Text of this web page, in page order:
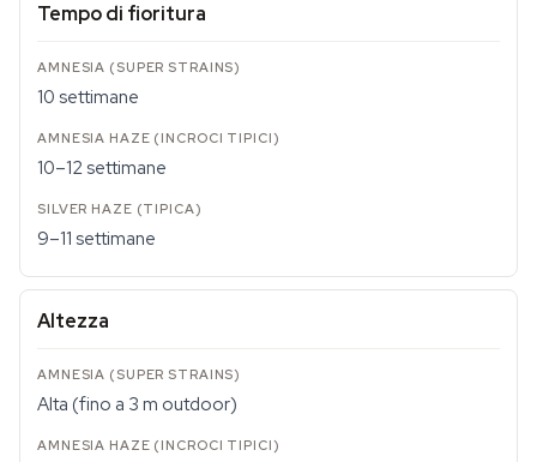
Tempo di fioritura
10 settimane
10–12 settimane
9–11 settimane
Altezza
Alta (fino a 3 m outdoor)